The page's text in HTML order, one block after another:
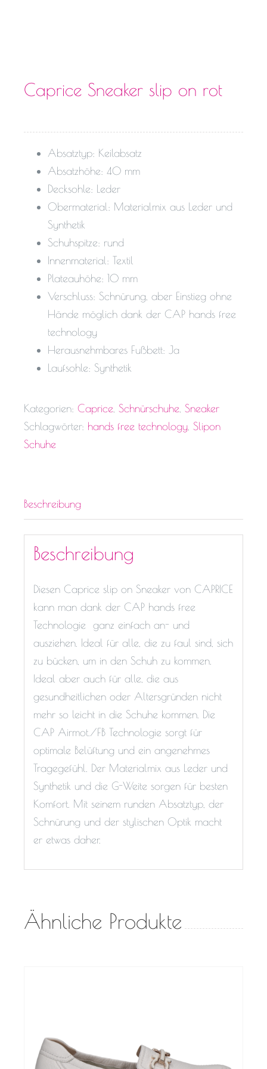
Caprice Sneaker slip on rot
Absatztyp: Keilabsatz
Absatzhöhe: 40 mm
Decksohle: Leder
Obermaterial: Materialmix aus Leder und
Synthetik
Schuhspitze: rund
Innenmaterial: Textil
Plateauhöhe: 10 mm
Verschluss: Schnürung, aber Einstieg ohne
Hände möglich dank der CAP hands free
technology
Herausnehmbares Fußbett: Ja
Laufsohle: Synthetik
Kategorien: Caprice Schnürschuhe Sneaker
Schlagwörter: hands free technology Slipon
Schuhe
Beschreibung
Beschreibung
Diesen Caprice slip on Sneaker von CAPRICE
kann man dank der CAP hands free
Technologie ganz einfach an- und
ausziehen. Ideal für alle, die zu faul sind, sich
zu bücken, um in den Schuh zu kommen.
Ideal aber auch für alle, die aus
gesundheitlichen oder Altersgründen nicht
mehr so leicht in die Schuhe kommen. Die
CAP Airmot./FB Technologie sorgt für
optimale Belüftung und ein angenehmes
Tragegefühl. Der Materialmix aus Leder und
Synthetik und die G-Weite sorgen für besten
Komfort. Mit seinem runden Absatztyp, der
Schnürung und der stylischen Optik macht
er etwas daher.
Ähnliche Produkte